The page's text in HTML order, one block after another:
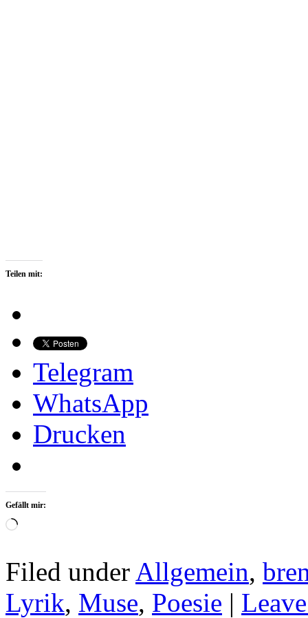
Teilen mit:
Telegram
WhatsApp
Drucken
Gefällt mir:
Wird
Filed under Allgemein,
Lyrik, Muse, Poesie |